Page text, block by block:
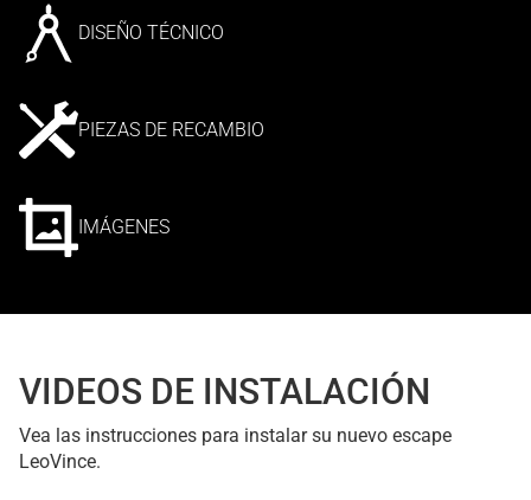
DISEÑO TÉCNICO
PIEZAS DE RECAMBIO
IMÁGENES
VIDEOS DE INSTALACIÓN
Vea las instrucciones para instalar su nuevo escape
LeoVince.